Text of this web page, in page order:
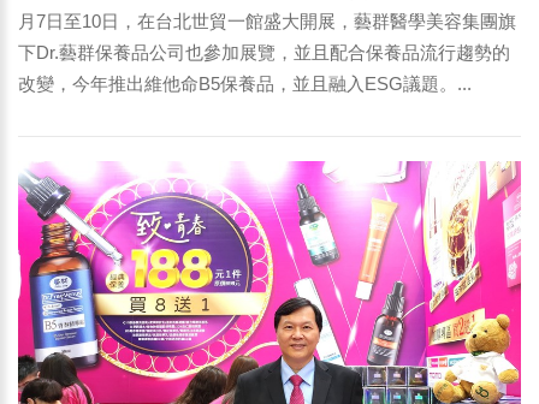
月7日至10日，在台北世貿一館盛大開展，藝群醫學美容集團旗
下Dr.藝群保養品公司也參加展覽，並且配合保養品流行趨勢的
改變，今年推出維他命B5保養品，並且融入ESG議題。...